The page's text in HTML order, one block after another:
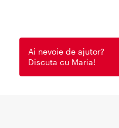
Ai nevoie de ajutor?
Discuta cu Maria!